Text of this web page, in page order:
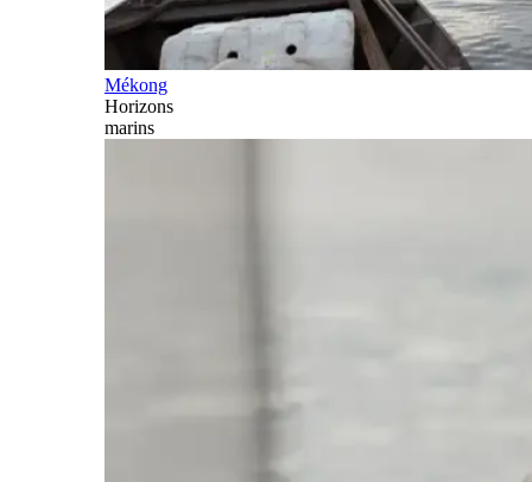
Mékong
Horizons
marins